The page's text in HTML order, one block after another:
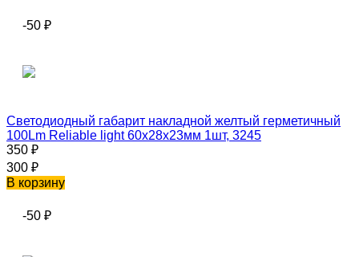
-50 ₽
Светодиодный габарит накладной желтый герметичный
100Lm Reliable light 60х28х23мм 1шт, 3245
350 ₽
300 ₽
В корзину
-50 ₽